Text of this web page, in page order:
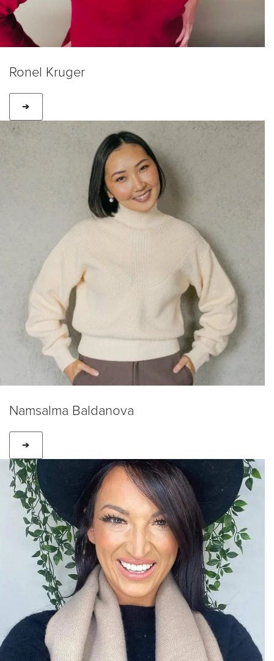
Ronel Kruger
➔
Namsalma Baldanova
➔